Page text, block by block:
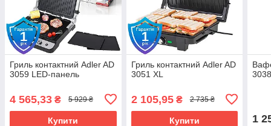
Гриль контактний Adler AD
3059 LED-панель
4 565,33 ₴ 5 929 ₴
Купити
Гриль контактний Adler AD
3051 XL
2 105,95₴ 2 735 ₴
Купити 1